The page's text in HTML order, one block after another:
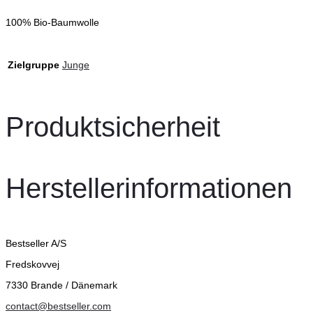
100% Bio-Baumwolle
Zielgruppe Junge
Produktsicherheit
Herstellerinformationen
Bestseller A/S
Fredskovvej
7330 Brande / Dänemark
contact@bestseller.com